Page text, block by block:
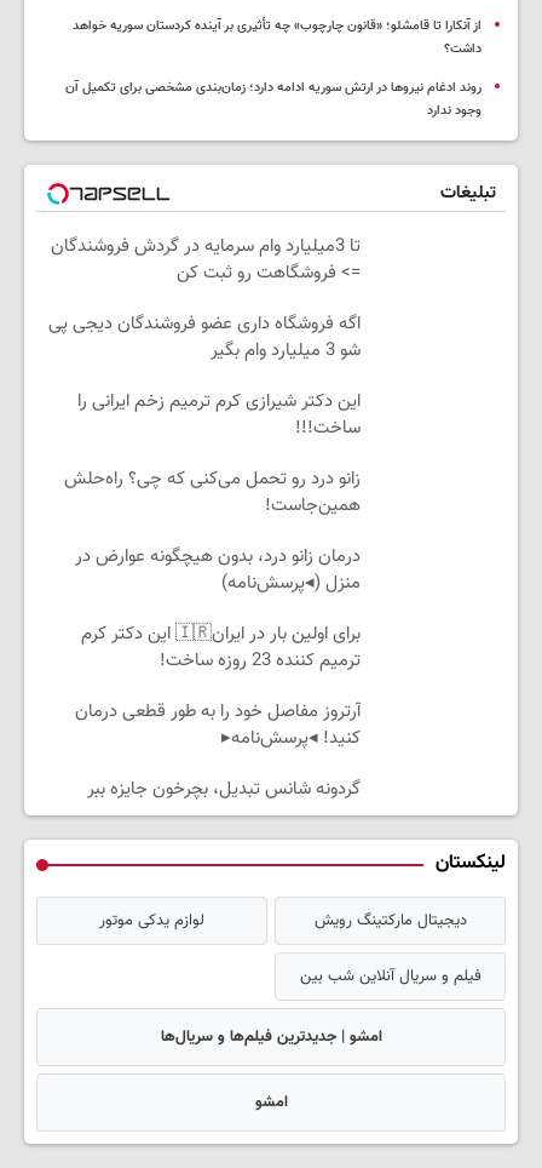
از آنکارا تا قامشلو؛ «قانون چارچوب» چه تأثیری بر آینده کردستان سوریه خواهد
داشت؟
روند ادغام نیروها در ارتش سوریه ادامه دارد؛ زمان‌بندی مشخصی برای تکمیل آن
وجود ندارد
تبلیغات
تا 3میلیارد وام سرمایه در گردش فروشندگان
=> فروشگاهت رو ثبت کن
اگه فروشگاه داری عضو فروشندگان دیجی پی
شو 3 میلیارد وام بگیر
این دکتر شیرازی کرم ترمیم زخم ایرانی را
ساخت!!!
زانو درد رو تحمل می‌کنی که چی؟ راه‌حلش
همین‌جاست!
درمان زانو درد، بدون هیچگونه عوارض در
منزل (◂پرسش‌نامه)
برای اولین بار در ایران🇮🇷 این دکتر کرم
ترمیم کننده 23 روزه ساخت!
آرتروز مفاصل خود را به طور قطعی درمان
کنید! ◂پرسش‌نامه▸
گردونه شانس تبدیل، بچرخون جایزه ببر
لینکستان
دیجیتال مارکتینگ رویش لوازم یدکی موتور
فیلم و سریال آنلاین شب بین
امشو | جدیدترین فیلم‌ها و سریال‌ها
امشو